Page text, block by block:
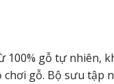
100% gỗ tự nhiên,
gỗ. Bộ sưu tập